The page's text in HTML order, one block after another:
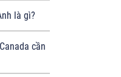
là gì?
cần